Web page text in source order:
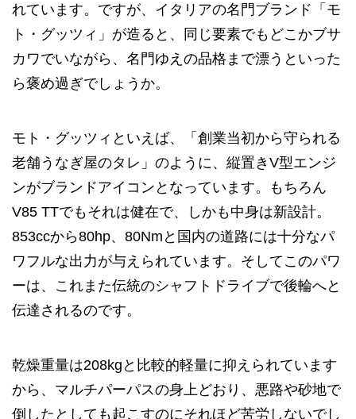
れています。ですが、イタリアの名門ブランド「モ
ト・グッツィ」が造ると、同じ要素でもどこかブサ
カワでいながら、名門ゆえの品格まで漂うといった
ら褒め過ぎでしょうか。
モト・グッツィといえば、「創業当初から守られる
老舗うなぎ屋のタレ」のように、縦置きV型エンジ
ンがブランドアイコンとなっています。もちろん
V85 TTでもそれは健在で、しかも中身は新設計。
853ccから80hp、80Nmと国内の道路には十分なパ
ワフルな出力が与えられています。そしてこのパワ
ーは、これまた伝統のシャフトドライブで後輪へと
伝達されるのです。
乾燥重量は208kgと比較的軽量に抑えられています
から、マルチパーパスの身上どおり、悪路や砂地で
倒したとしても起こすのにそれほど苦労しないでし